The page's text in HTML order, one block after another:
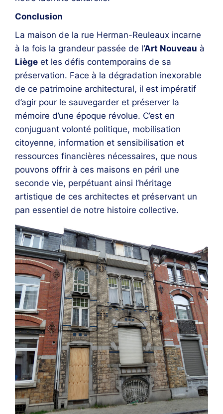
Conclusion
La maison de la rue Herman-Reuleaux incarne
à la fois la grandeur passée de l’Art Nouveau à
Liège et les défis contemporains de sa
préservation. Face à la dégradation inexorable
de ce patrimoine architectural, il est impératif
d’agir pour le sauvegarder et préserver la
mémoire d’une époque révolue. C’est en
conjuguant volonté politique, mobilisation
citoyenne, information et sensibilisation et
ressources financières nécessaires, que nous
pouvons offrir à ces maisons en péril une
seconde vie, perpétuant ainsi l’héritage
artistique de ces architectes et préservant un
pan essentiel de notre histoire collective.